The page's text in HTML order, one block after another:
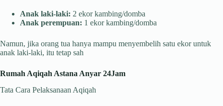
Anak laki-laki: 2 ekor kambing/domba
Anak perempuan: 1 ekor kambing/domba
Namun, jika orang tua hanya mampu menyembelih satu ekor untuk
anak laki-laki, itu tetap sah
Rumah Aqiqah Astana Anyar 24Jam
Tata Cara Pelaksanaan Aqiqah